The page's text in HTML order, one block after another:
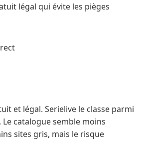
légal qui évite les pièges
et légal. Serielive le classe parmi
catalogue semble moins
sites gris, mais le risque